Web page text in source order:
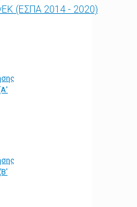
(ΕΣΠΑ 2014 - 2020)